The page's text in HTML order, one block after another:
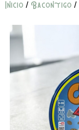
Inicio / Bacontigo /